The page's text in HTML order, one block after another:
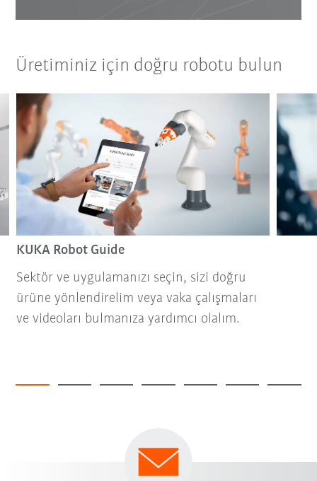
Üretiminiz için doğru robotu bulun
KUKA Robot Guide
Sektör ve uygulamanızı seçin, sizi doğru
ürüne yönlendirelim veya vaka çalışmaları
ve videoları bulmanıza yardımcı olalım.